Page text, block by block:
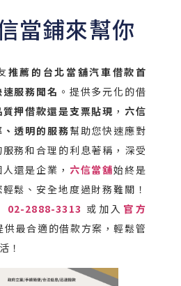
當鋪來幫你
推薦的台北當舖汽車借款首
服務聞名 。提供多元化的借
質押借款還是支票貼現 ， 六信
透明的服務幫助您快速應對
務和合理的利息著稱，深受
還是企業， 六信當舖始終是
鬆、安全地度過財務難關！
02-2888-3313 或加入 官方
供最合適的借款方案，輕鬆管
！